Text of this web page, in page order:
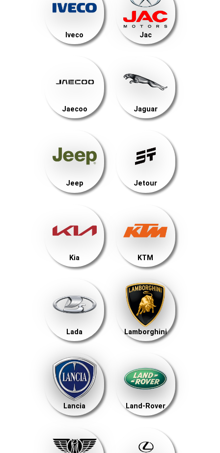
Iveco Jac
Jaecoo Jaguar
Jeep Jetour
Kia KTM
Lada Lamborghini
Lancia Land-Rover